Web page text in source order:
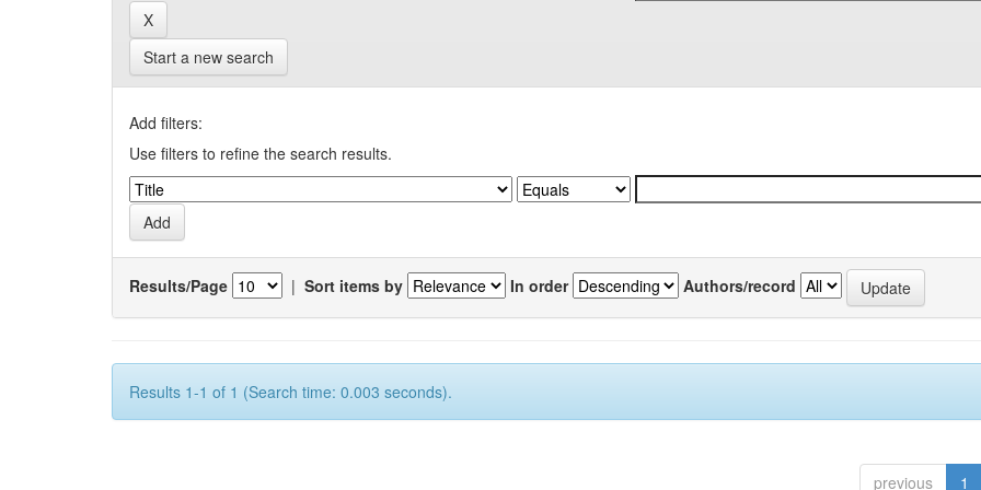
Start a new search
Add filters:
Use filters to refine the search results.
Results/Page | Sort items by In order Authors/record
Results 1-1 of 1 (Search time: 0.003 seconds).
previous 1